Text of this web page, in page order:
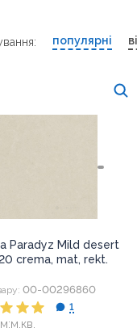
популярні
Paradyz Mild desert
crema, mat, rekt.
00-00296860
м.кв.
1